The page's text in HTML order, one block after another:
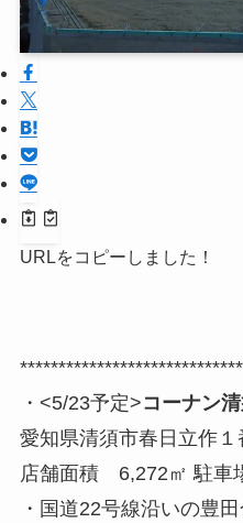
URLをコピーしました！
・<5/23予定>コーナン
愛知県清須市春日立作１
店舗面積 6,272㎡ 駐
・国道22号線沿いの豊